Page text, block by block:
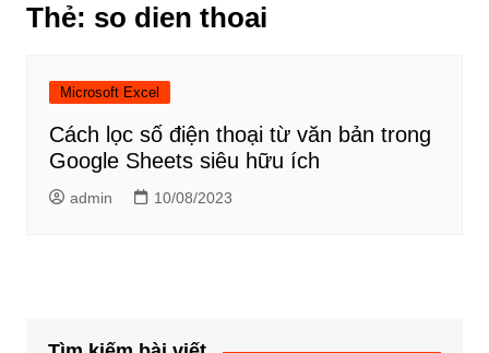
Thẻ: so dien thoai
Microsoft Excel
Cách lọc số điện thoại từ văn bản trong
Google Sheets siêu hữu ích
admin 10/08/2023